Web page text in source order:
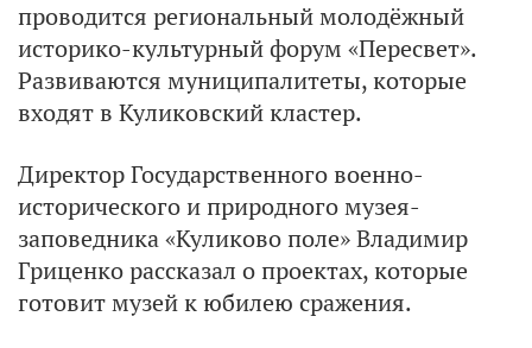
проводится региональный молодёжный
историко-культурный форум «Пересвет».
Развиваются муниципалитеты, которые
входят в Куликовский кластер.
Директор Государственного военно-
исторического и природного музея-
заповедника «Куликово поле» Владимир
Гриценко рассказал о проектах, которые
готовит музей к юбилею сражения.